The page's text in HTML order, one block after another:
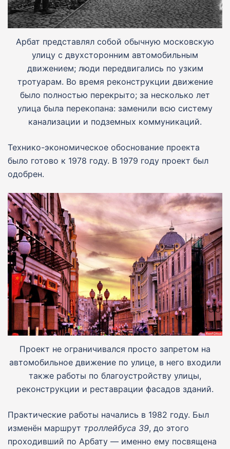
Арбат представлял собой обычную московскую
улицу с двухсторонним автомобильным
движением; люди передвигались по узким
тротуарам. Во время реконструкции движение
было полностью перекрыто; за несколько лет
улица была перекопана: заменили всю систему
канализации и подземных коммуникаций.
Технико-экономическое обоснование проекта
было готово к 1978 году. В 1979 году проект был
одобрен.
Проект не ограничивался просто запретом на
автомобильное движение по улице, в него входили
также работы по благоустройству улицы,
реконструкции и реставрации фасадов зданий.
Практические работы начались в 1982 году. Был
изменён маршрут троллейбуса 39, до этого
проходивший по Арбату — именно ему посвящена